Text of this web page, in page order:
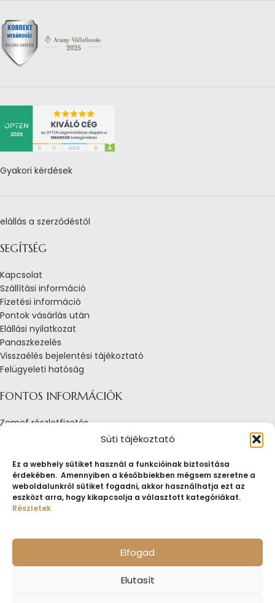
Süti tájékoztató
Ez a webhely sütiket használ a funkcióinak biztosítása
érdekében. Amennyiben a későbbiekben mégsem szeretne a
weboldalunkról sütiket fogadni, akkor használhatja ezt az
eszközt arra, hogy kikapcsolja a választott kategóriákat.
Részletek
Elfogad
Elutasít
Gyakori kérdések
elállás a szerződéstől
SEGÍTSÉG
Kapcsolat
Szállítási információ
Fizetési információ
Pontok vásárlás után
Elállási nyilatkozat
Panaszkezelés
Visszaélés bejelentési tájékoztató
Felügyeleti hatóság
FONTOS INFORMÁCIÓK
Zemef részletfizetés
Adatkezelési tájékoztató
Tájékoztató sütik alkalmazásáról
Fogyasztóvédelmi tájékoztató
Jogi nyilatkozat
Impresszum